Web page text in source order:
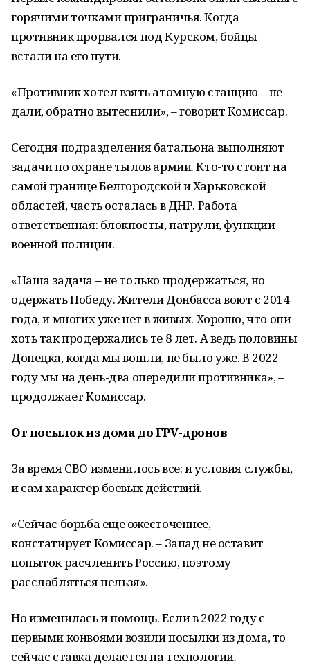
горячими точками приграничья. Когда
противник прорвался под Курском, бойцы
встали на его пути.
«Противник хотел взять атомную станцию – не
дали, обратно вытеснили», – говорит Комиссар.
Сегодня подразделения батальона выполняют
задачи по охране тылов армии. Кто-то стоит на
самой границе Белгородской и Харьковской
областей, часть осталась в ДНР. Работа
ответственная: блокпосты, патрули, функции
военной полиции.
«Наша задача – не только продержаться, но
одержать Победу. Жители Донбасса воют с 2014
года, и многих уже нет в живых. Хорошо, что они
хоть так продержались те 8 лет. А ведь половины
Донецка, когда мы вошли, не было уже. В 2022
году мы на день-два опередили противника», –
продолжает Комиссар.
От посылок из дома до FPV-дронов
За время СВО изменилось все: и условия службы,
и сам характер боевых действий.
«Сейчас борьба еще ожесточеннее, –
констатирует Комиссар. – Запад не оставит
попыток расчленить Россию, поэтому
расслабляться нельзя».
Но изменилась и помощь. Если в 2022 году с
первыми конвоями возили посылки из дома, то
сейчас ставка делается на технологии.